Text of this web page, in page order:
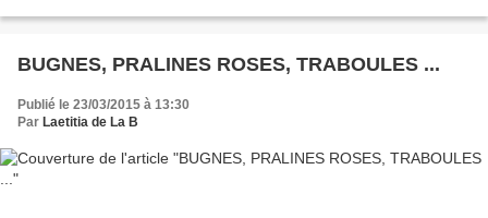
BUGNES, PRALINES ROSES, TRABOULES ...
Publié le 23/03/2015 à 13:30
Par Laetitia de La B